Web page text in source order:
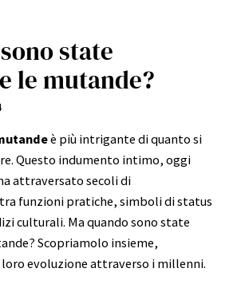
state
le mutande?
è più intrigante di quanto si
Questo indumento intimo, oggi
attraversato secoli di
funzioni pratiche, simboli di status
culturali. Ma quando sono state
Scopriamolo insieme,
evoluzione attraverso i millenni.